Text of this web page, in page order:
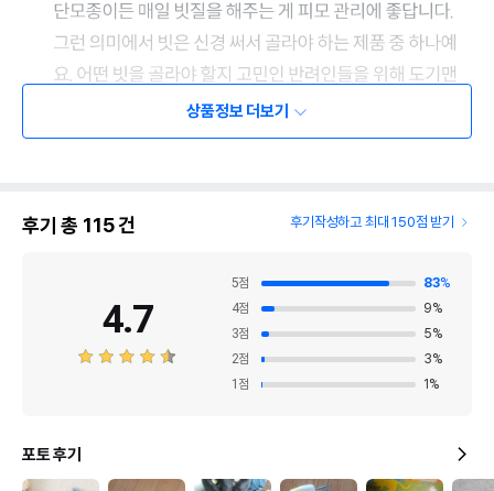
상품정보 더보기
후기 총 115건 후기작성하고 최대 150점 받기
4.7
5점 83%
4점 9%
3점 5%
2점 3%
1 점 1 %
포토 후기